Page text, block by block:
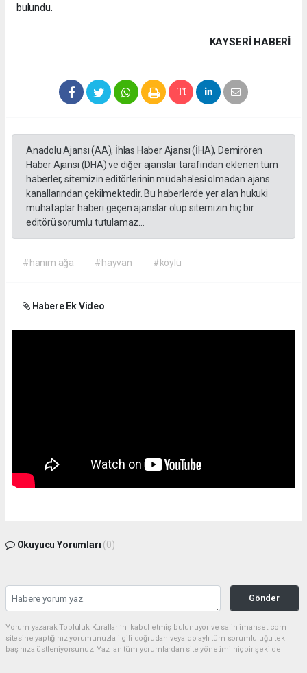
bulundu.
KAYSERI HABERİ
Anadolu Ajansı (AA), İhlas Haber Ajansı (İHA), Demirören
Haber Ajansı (DHA) ve diğer ajanslar tarafından eklenen tüm
haberler, sitemizin editörlerinin müdahalesi olmadan ajans
kanallarından çekilmektedir. Bu haberlerde yer alan hukuki
muhataplar haberi geçen ajanslar olup sitemizin hiç bir
editörü sorumlu tutulamaz...
#hanım ağa #hayvan #köylü
Habere Ek Video
Okuyucu Yorumları (0)
Gönder
Yorum yazarak Topluluk Kuralları’nı kabul etmiş bulunuyor ve salihlimanset.com
sitesine yaptığınız yorumunuzla ilgili doğrudan veya dolaylı tüm sorumluluğu tek
başınıza üstleniyorsunuz. Yazılan tüm yorumlardan site yönetimi hiçbir şekilde